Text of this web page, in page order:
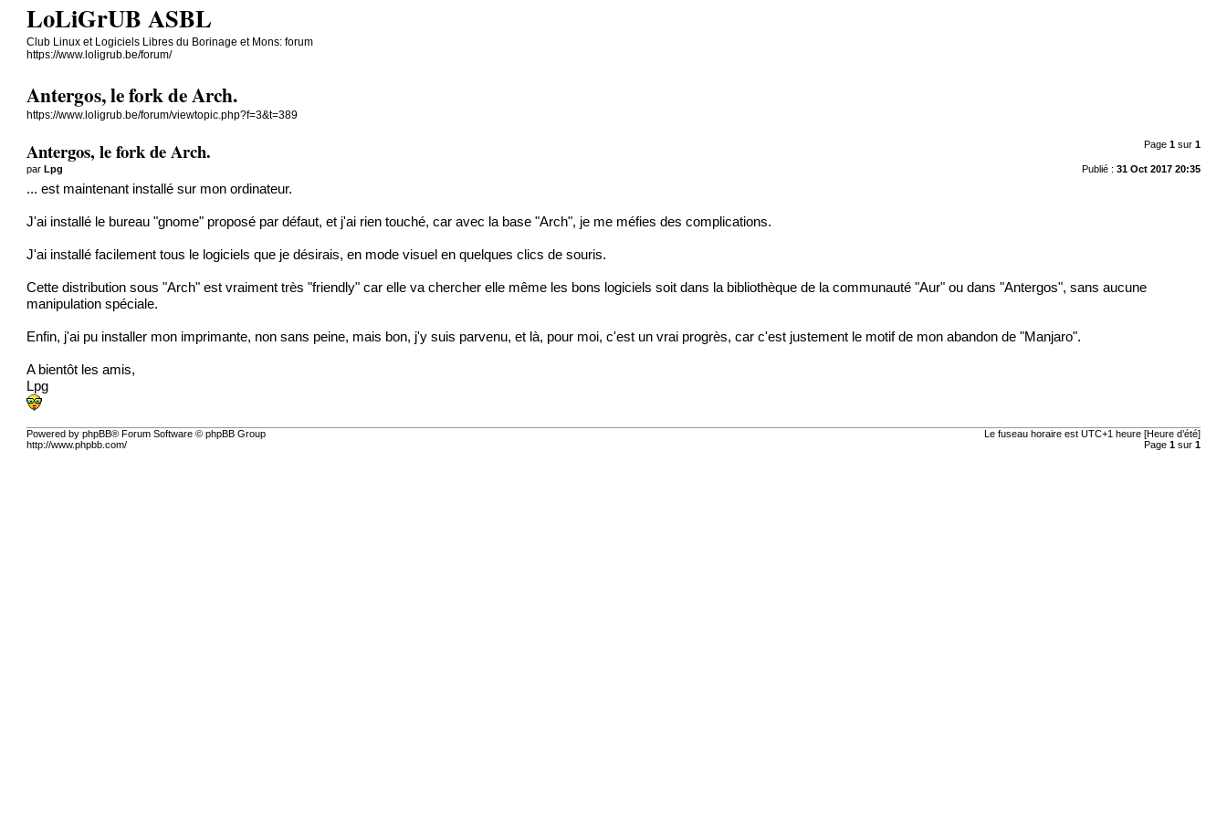
LoLiGrUB ASBL
Club Linux et Logiciels Libres du Borinage et Mons: forum
https://www.loligrub.be/forum/
Antergos, le fork de Arch.
https://www.loligrub.be/forum/viewtopic.php?f=3&t=389
Page 1sur 1
Antergos, le fork de Arch.
Publié : 31 Oct 2017 20:35
parLpg
... est maintenant installé sur mon ordinateur.
J'ai installé le bureau "gnome" proposé par défaut, et j'ai rien touché, car avec la base "Arch", je me méfies des complications.
J'ai installé facilement tous le logiciels que je désirais, en mode visuel en quelques clics de souris.
Cette distribution sous "Arch" est vraiment très "friendly" car elle va chercher elle même les bons logiciels soit dans la bibliothèque de la communauté "Aur" ou dans "Antergos", sans aucune
manipulation spéciale.
Enfin, j'ai pu installer mon imprimante, non sans peine, mais bon, j'y suis parvenu, et là, pour moi, c'est un vrai progrès, car c'est justement le motif de mon abandon de "Manjaro".
A bientôt les amis,
Lpg
Le fuseau horaire est UTC+1 heure [Heure d’été]
Page 1sur 1
Powered by phpBB® Forum Software © phpBB Group
http://www.phpbb.com/